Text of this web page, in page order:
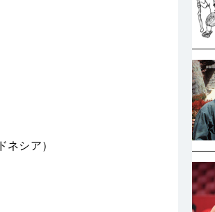
シア）